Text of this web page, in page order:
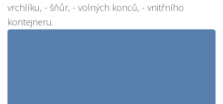
vrchlíku, - šňůr, - volných konců, - vnitřního
kontejneru.